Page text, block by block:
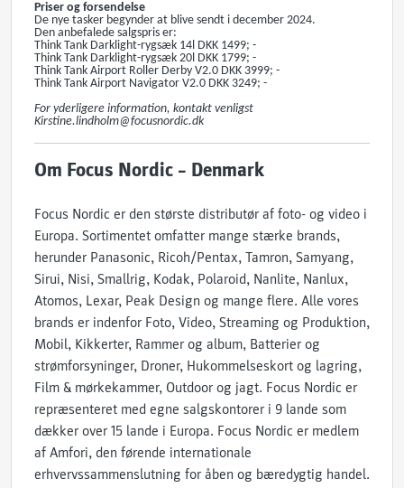
Priser og forsendelse
De nye tasker begynder at blive sendt i december 2024.
Den anbefalede salgspris er:
Think Tank Darklight-rygsæk 14l DKK 1499; -
Think Tank Darklight-rygsæk 20l DKK 1799; -
Think Tank Airport Roller Derby V2.0 DKK 3999; -
Think Tank Airport Navigator V2.0 DKK 3249; -
For yderligere information, kontakt venligst
Kirstine.lindholm@focusnordic.dk
Om Focus Nordic – Denmark
Focus Nordic er den største distributør af foto- og video i
Europa. Sortimentet omfatter mange stærke brands,
herunder Panasonic, Ricoh/Pentax, Tamron, Samyang,
Sirui, Nisi, Smallrig, Kodak, Polaroid, Nanlite, Nanlux,
Atomos, Lexar, Peak Design og mange flere. Alle vores
brands er indenfor Foto, Video, Streaming og Produktion,
Mobil, Kikkerter, Rammer og album, Batterier og
strømforsyninger, Droner, Hukommelseskort og lagring,
Film & mørkekammer, Outdoor og jagt. Focus Nordic er
repræsenteret med egne salgskontorer i 9 lande som
dækker over 15 lande i Europa. Focus Nordic er medlem
af Amfori, den førende internationale
erhvervssammenslutning for åben og bæredygtig handel.